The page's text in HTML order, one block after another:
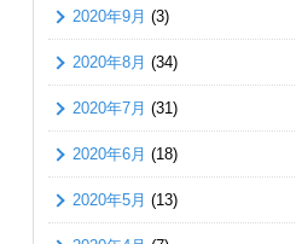
2020年9月 (3)
2020年8月 (34)
2020年7月 (31)
2020年6月 (18)
2020年5月 (13)